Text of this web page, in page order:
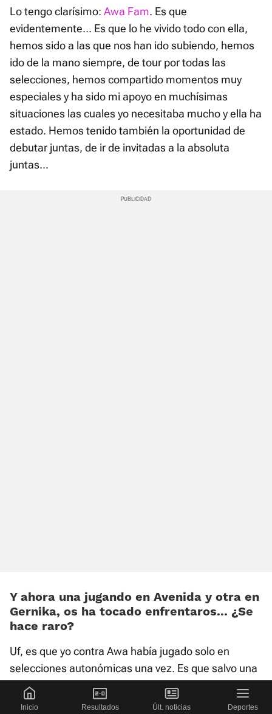
Lo tengo clarísimo: Awa Fam. Es que
evidentemente... Es que lo he vivido todo con ella,
hemos sido a las que nos han ido subiendo, hemos
ido de la mano siempre, de tour por todas las
selecciones, hemos compartido momentos muy
especiales y ha sido mi apoyo en muchísimas
situaciones las cuales yo necesitaba mucho y ella ha
estado. Hemos tenido también la oportunidad de
debutar juntas, de ir de invitadas a la absoluta
juntas...
Y ahora una jugando en Avenida y otra en
Gernika, os ha tocado enfrentaros... ¿Se
hace raro?
Uf, es que yo contra Awa había jugado solo en
selecciones autonómicas una vez. Es que salvo una
vez en Huelva no había jugado nunca en contra. Y ha
sido muy raro. Verla con otra camiseta fue como:
Inicio Resultados Últ. noticias Deportes